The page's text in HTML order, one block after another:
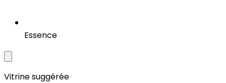
Essence
Vitrine suggérée